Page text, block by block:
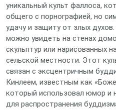
уникальный культ фаллоса,
общего с порнографией, но
удачу и защиту от злых
можно увидеть на стенах
скульптур или нарисованных
сельской местности. Этот
связан с эксцентричным
Кинлеем, известным как
который использовал юмор и
для распространения